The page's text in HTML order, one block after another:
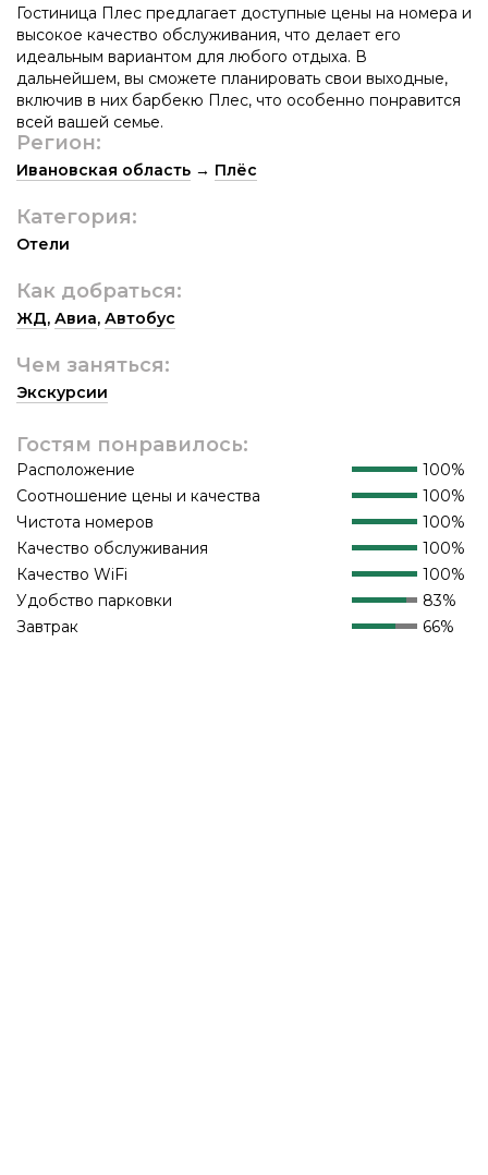
Гостиница Плес предлагает доступные цены на номера и
высокое качество обслуживания, что делает его
идеальным вариантом для любого отдыха. В
дальнейшем, вы сможете планировать свои выходные,
включив в них барбекю Плес, что особенно понравится
всей вашей семье.
Регион:
Ивановская область → Плёс
Категория:
Отели
Как добраться:
ЖД, Авиа, Автобус
Чем заняться:
Экскурсии
Гостям понравилось:
Расположение
100%
Соотношение цены и качества
100%
Чистота номеров
100%
Качество обслуживания
100%
Качество WiFi
100%
Удобство парковки
83%
Завтрак
66%